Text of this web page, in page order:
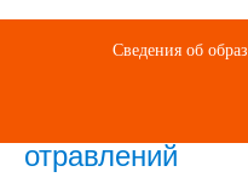
Твоя
Правила
отравлений
Сведения об